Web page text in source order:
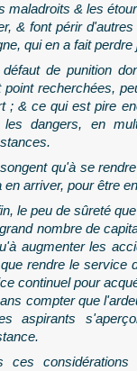
maladroits & les
& font périr
qui en a fait
de punition
point recherchées,
; & ce qui est pire
les dangers, en
qu'à se
en arriver, pour être
le peu de sûreté
nombre de
augmenter les
rendre le service
continuel pour
compter que
aspirants
ces